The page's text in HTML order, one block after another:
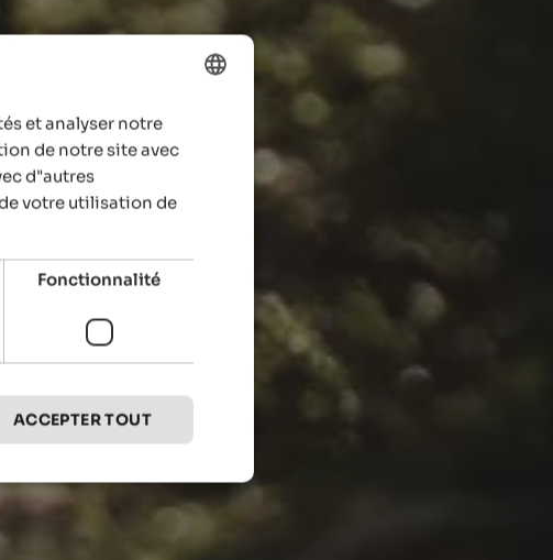
ENGLISH
FRENCH
et analyser notre
de notre site avec
d"autres
votre utilisation de
Fonctionnalité
ACCEPTER TOUT